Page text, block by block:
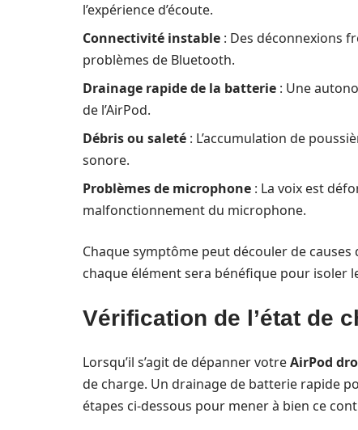
l’expérience d’écoute.
Connectivité instable : Des déconnexions
problèmes de Bluetooth.
Drainage rapide de la batterie : Une
de l’AirPod.
Débris ou saleté : L’accumulation de
sonore.
Problèmes de microphone : La voix est
malfonctionnement du microphone.
Chaque symptôme peut découler de
chaque élément sera bénéfique pour
Vérification de l’état de
Lorsqu’il s’agit de dépanner votreAirPod
de charge. Un drainage de batterie rapide
étapes ci-dessous pour mener à bien ce